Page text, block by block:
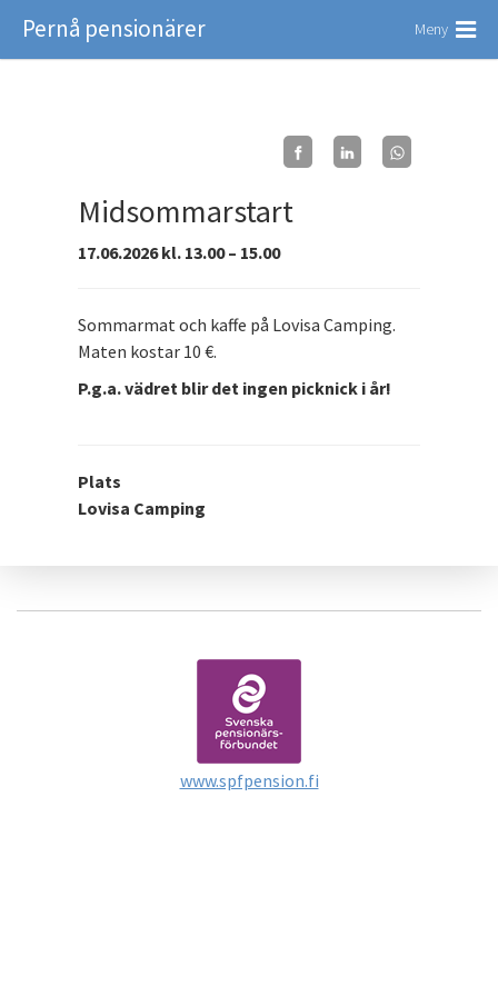
Pernå pensionärer Meny
Midsommarstart
17.06.2026 kl. 13.00 – 15.00
Sommarmat och kaffe på Lovisa Camping.
Maten kostar 10 €.
P.g.a. vädret blir det ingen picknick i år!
Plats
Lovisa Camping
www.spfpension.fi